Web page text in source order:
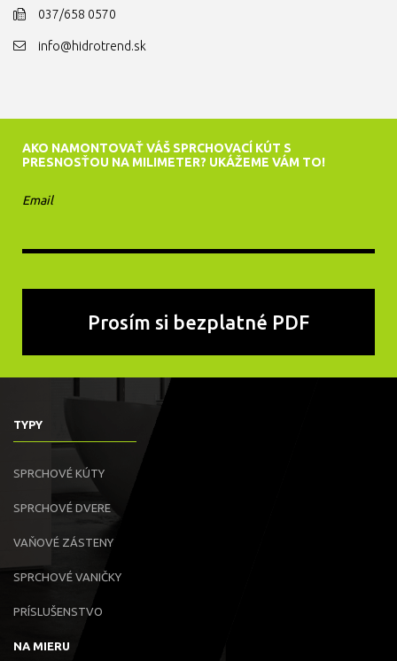
037/658 0570
info@hidrotrend.sk
TYPY
SPRCHOVÉ KÚTY
SPRCHOVÉ DVERE
VAŇOVÉ ZÁSTENY
SPRCHOVÉ VANIČKY
PRÍSLUŠENSTVO
NA MIERU
AKO NAMONTOVAŤ VÁŠ SPRCHOVACÍ KÚT S
PRESNOSŤOU NA MILIMETER? UKÁŽEME VÁM TO!
Email